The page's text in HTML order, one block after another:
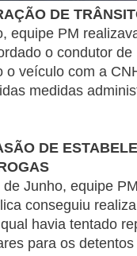
DE
equipe PM
o condutor
o veículo com a
medidas
DE
Junho, equipe
conseguiu
havia tentado
para os